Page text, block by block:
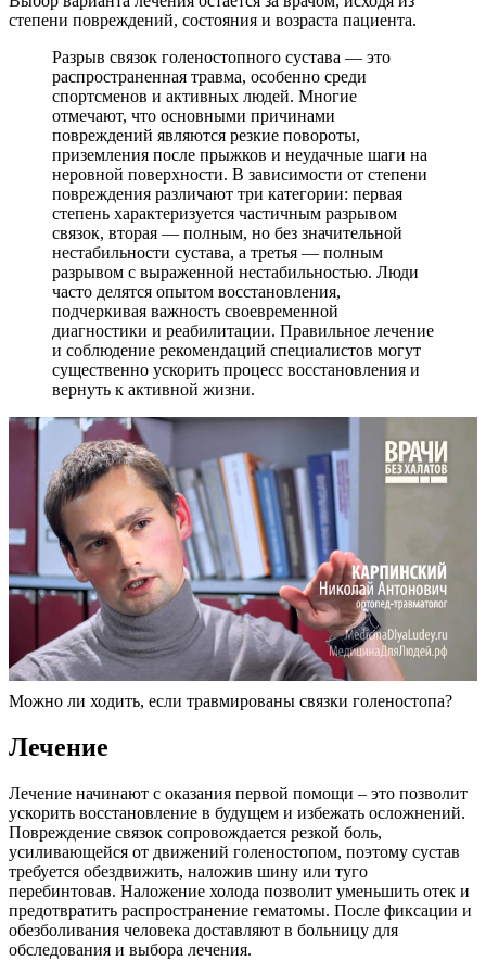
степени повреждений, состояния и возраста пациента.
Разрыв связок голеностопного сустава — это
распространенная травма, особенно среди
спортсменов и активных людей. Многие
отмечают, что основными причинами
повреждений являются резкие повороты,
приземления после прыжков и неудачные шаги на
неровной поверхности. В зависимости от степени
повреждения различают три категории: первая
степень характеризуется частичным разрывом
связок, вторая — полным, но без значительной
нестабильности сустава, а третья — полным
разрывом с выраженной нестабильностью. Люди
часто делятся опытом восстановления,
подчеркивая важность своевременной
диагностики и реабилитации. Правильное лечение
и соблюдение рекомендаций специалистов могут
существенно ускорить процесс восстановления и
вернуть к активной жизни.
Можно ли ходить, если травмированы связки голеностопа?
Лечение
Лечение начинают с оказания первой помощи – это позволит
ускорить восстановление в будущем и избежать осложнений.
Повреждение связок сопровождается резкой боль,
усиливающейся от движений голеностопом, поэтому сустав
требуется обездвижить, наложив шину или туго
перебинтовав. Наложение холода позволит уменьшить отек и
предотвратить распространение гематомы. После фиксации и
обезболивания человека доставляют в больницу для
обследования и выбора лечения.